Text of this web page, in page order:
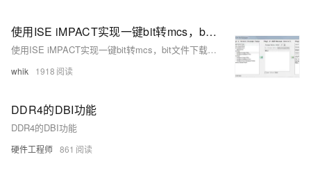
使用ISE iMPACT实现一键bit转mcs，bit文件下载，mcs文件下载
使用ISE iMPACT实现一键bit转mcs，bit文件下载，mcs文件下载
whik 1918
DDR4的DBI功能
DDR4的DBI功能
硬件工程师 861